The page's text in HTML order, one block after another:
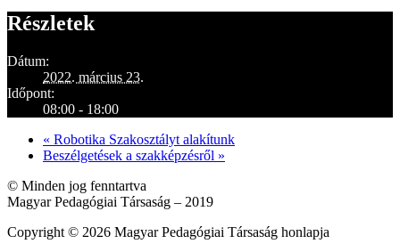
Részletek
Dátum:
2022. március 23.
Időpont:
08:00 - 18:00
« Robotika Szakosztályt alakítunk
Beszélgetések a szakképzésről »
© Minden jog fenntartva
Magyar Pedagógiai Társaság – 2019
Copyright © 2026 Magyar Pedagógiai Társaság honlapja